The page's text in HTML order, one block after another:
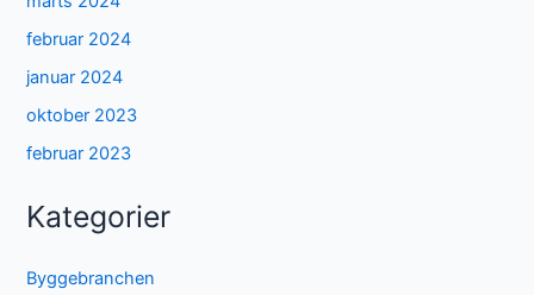
februar 2024
januar 2024
oktober 2023
februar 2023
Kategorier
Byggebranchen